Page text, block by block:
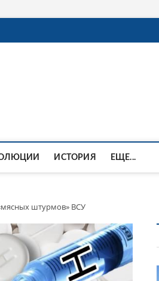
ИСТОРИЯ ЕЩЕ...
штурмов» ВСУ